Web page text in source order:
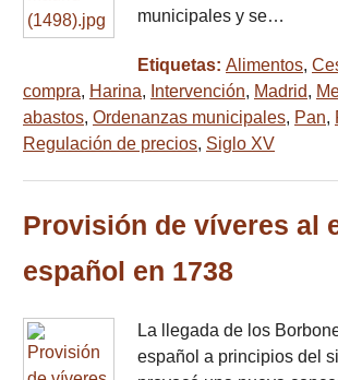
municipales y se…
Etiquetas: Alimentos,
compra, Harina, Intervención, Madrid,
abastos, Ordenanzas municipales, Pan,
Regulación de precios, Siglo XV
Provisión de víveres al
español en 1738
La llegada de los
español a principios del